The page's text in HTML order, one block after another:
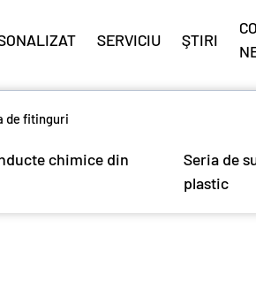
SERVICIU ŞTIRI
de fitinguri
chimice din
Seria de
plastic